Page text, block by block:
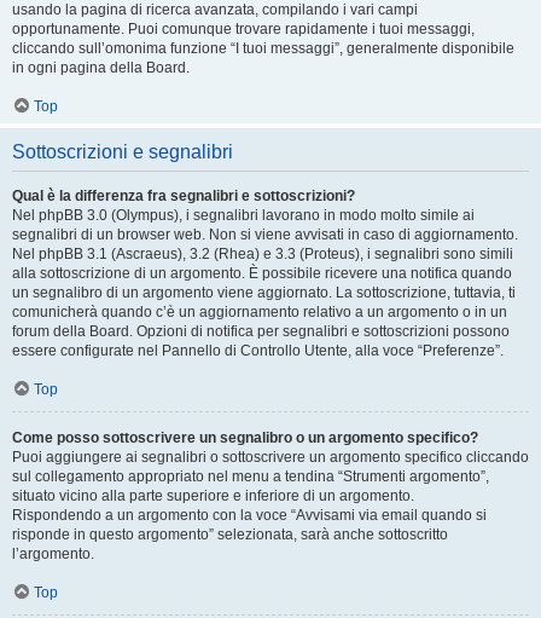
usando la pagina di ricerca avanzata, compilando i vari campi
opportunamente. Puoi comunque trovare rapidamente i tuoi messaggi,
cliccando sull’omonima funzione “I tuoi messaggi”, generalmente disponibile
in ogni pagina della Board.
Top
Sottoscrizioni e segnalibri
Qual è la differenza fra segnalibri e sottoscrizioni?
Nel phpBB 3.0 (Olympus), i segnalibri lavorano in modo molto simile ai
segnalibri di un browser web. Non si viene avvisati in caso di aggiornamento.
Nel phpBB 3.1 (Ascraeus), 3.2 (Rhea) e 3.3 (Proteus), i segnalibri sono simili
alla sottoscrizione di un argomento. È possibile ricevere una notifica quando
un segnalibro di un argomento viene aggiornato. La sottoscrizione, tuttavia, ti
comunicherà quando c’è un aggiornamento relativo a un argomento o in un
forum della Board. Opzioni di notifica per segnalibri e sottoscrizioni possono
essere configurate nel Pannello di Controllo Utente, alla voce “Preferenze”.
Top
Come posso sottoscrivere un segnalibro o un argomento specifico?
Puoi aggiungere ai segnalibri o sottoscrivere un argomento specifico cliccando
sul collegamento appropriato nel menu a tendina “Strumenti argomento”,
situato vicino alla parte superiore e inferiore di un argomento.
Rispondendo a un argomento con la voce “Avvisami via email quando si
risponde in questo argomento” selezionata, sarà anche sottoscritto
l’argomento.
Top